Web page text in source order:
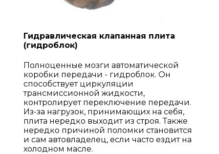
Гидравлическая клапанная плита
(гидроблок)
Полноценные мозги автоматической
коробки передачи - гидроблок. Он
способствует циркуляции
трансмиссионной жидкости,
контролирует переключение передачи.
Из-за нагрузок, принимающих на себя,
плита нередко выходит из строя. Также
нередко причиной поломки становится
и сам автовладелец, если часто ездит на
холодном масле.